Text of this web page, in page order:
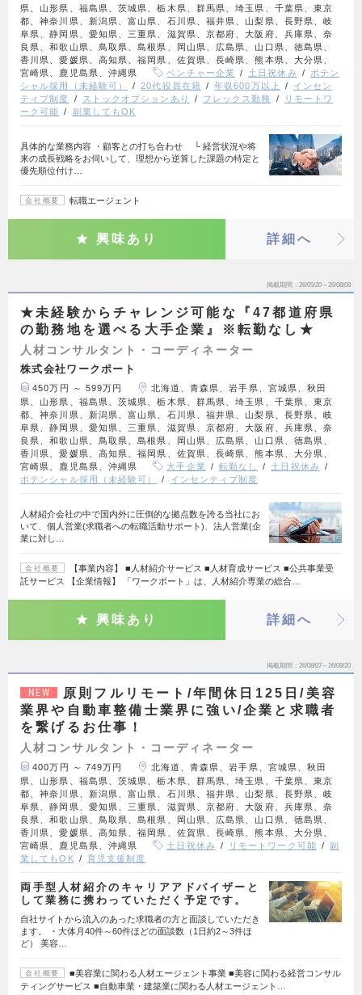
県、山形県、福島県、茨城県、栃木県、群馬県、埼玉県、千葉県、東京
都、神奈川県、新潟県、富山県、石川県、福井県、山梨県、長野県、岐
阜県、静岡県、愛知県、三重県、滋賀県、京都府、大阪府、兵庫県、奈
良県、和歌山県、鳥取県、島根県、岡山県、広島県、山口県、徳島県、
香川県、愛媛県、高知県、福岡県、佐賀県、長崎県、熊本県、大分県、
宮崎県、鹿児島県、沖縄県
ベンチャー企業 土日祝休み
ポテン
シャル採用（未経験可）
20代役員在籍 年収600万以上
インセン
ティブ制度
ストックオプションあり フレックス勤務
リモートワ
ーク可能
副業してもOK
具体的な業務内容 ・顧客との打ち合わせ └ 経営状況や将
来の成長戦略をお伺いして、理想から逆算した課題の特定と
優先順位付け…
会社概要 転職エージェント
興味あり 詳細へ
掲載期間 26/05/20～26/08/08
★未経験からチャレンジ可能な『47都道府県
の勤務地を選べる大手企業』※転勤なし★
人材コンサルタント・コーディネーター
株式会社ワークポート
450万円 ～ 599万円
北海道、青森県、岩手県、宮城県、秋田
県、山形県、福島県、茨城県、栃木県、群馬県、埼玉県、千葉県、東京
都、神奈川県、新潟県、富山県、石川県、福井県、山梨県、長野県、岐
阜県、静岡県、愛知県、三重県、滋賀県、京都府、大阪府、兵庫県、奈
良県、和歌山県、鳥取県、島根県、岡山県、広島県、山口県、徳島県、
香川県、愛媛県、高知県、福岡県、佐賀県、長崎県、熊本県、大分県、
宮崎県、鹿児島県、沖縄県
大手企業 転勤なし
土日祝休み
ポテンシャル採用（未経験可）
インセンティブ制度
⼈材紹介会社の中で国内外に圧倒的な拠点数を誇る当社にお
いて、個⼈営業(求職者への転職活動サポート)、法⼈営業(企
業に対し…
会社概要
【事業内容】 ■人材紹介サービス ■人材育成サービス ■公共事業受
託サービス 【企業情報】 「ワークポート」は、人材紹介専業の総合…
興味あり 詳細へ
掲載期間 26/08/07～26/08/20
NEW
原則フルリモート/年間休日125日/美容
業界や自動車整備士業界に強い/企業と求職者
を繋げるお仕事！
人材コンサルタント・コーディネーター
400万円 ～ 749万円
北海道、青森県、岩手県、宮城県、秋田
県、山形県、福島県、茨城県、栃木県、群馬県、埼玉県、千葉県、東京
都、神奈川県、新潟県、富山県、石川県、福井県、山梨県、長野県、岐
阜県、静岡県、愛知県、三重県、滋賀県、京都府、大阪府、兵庫県、奈
良県、和歌山県、鳥取県、島根県、岡山県、広島県、山口県、徳島県、
香川県、愛媛県、高知県、福岡県、佐賀県、長崎県、熊本県、大分県、
宮崎県、鹿児島県、沖縄県
土日祝休み リモートワーク可能
副
業してもOK
育児支援制度
両手型人材紹介のキャリアアドバイザーと
して業務に携わっていただく予定です。
自社サイトから流入のあった求職者の方と面談していただき
ます。 ・大体月40件～60件ほどの面談数（1日約2～3件ほ
ど） 美容…
会社概要
■美容業に関わる人材エージェント事業 ■美容に関わる経営コンサル
ティングサービス ■自動車業・建築業に関わる人材エージェント…